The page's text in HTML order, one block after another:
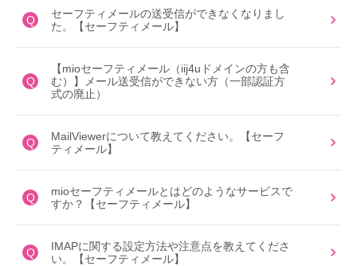
Q
セーフティメールの送受信ができなくなりまし
た。【セーフティメール】
Q
【mioセーフティメール（iij4uドメインの方も含
む）】メール送受信ができない方（一部認証方
式の廃止）
Q
MailViewerについて教えてください。【セーフ
ティメール】
Q
mioセーフティメールとはどのようなサービスで
すか？【セーフティメール】
Q
IMAPに関する設定方法や注意点を教えてくださ
い。【セーフティメール】